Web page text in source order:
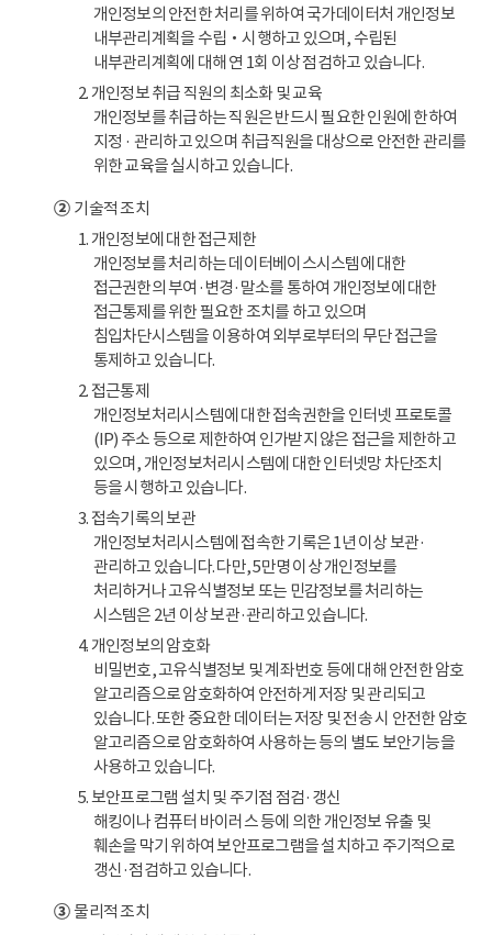
개인정보의 안전한 처리를 위하여 국가데이터처 개인정보
내부관리계획을 수립‧시행하고 있으며, 수립된
내부관리계획에 대해 연 1회 이상 점검하고 있습니다.
2. 개인정보 취급 직원의 최소화 및 교육
개인정보를 취급하는 직원은 반드시 필요한 인원에 한하여
지정 · 관리하고 있으며 취급직원을 대상으로 안전한 관리를
위한 교육을 실시하고 있습니다.
②기술적 조치
1. 개인정보에 대한 접근제한
개인정보를 처리하는 데이터베이스시스템에 대한
접근권한의 부여·변경·말소를 통하여 개인정보에 대한
접근통제를 위한 필요한 조치를 하고 있으며
침입차단시스템을 이용하여 외부로부터의 무단 접근을
통제하고 있습니다.
2. 접근통제
개인정보처리시스템에 대한 접속권한을 인터넷 프로토콜
(IP) 주소 등으로 제한하여 인가받지 않은 접근을 제한하고
있으며, 개인정보처리시스템에 대한 인터넷망 차단조치
등을 시행하고 있습니다.
3. 접속기록의 보관
개인정보처리시스템에 접속한 기록은 1년 이상 보관·
관리하고 있습니다. 다만, 5만명 이상 개인정보를
처리하거나 고유식별정보 또는 민감정보를 처리하는
시스템은 2년 이상 보관·관리하고 있습니다.
4. 개인정보의 암호화
비밀번호, 고유식별정보 및 계좌번호 등에 대해 안전한 암호
알고리즘으로 암호화하여 안전하게 저장 및 관리되고
있습니다. 또한 중요한 데이터는 저장 및 전송 시 안전한 암호
알고리즘으로 암호화하여 사용하는 등의 별도 보안기능을
사용하고 있습니다.
5. 보안프로그램 설치 및 주기점 점검·갱신
해킹이나 컴퓨터 바이러스 등에 의한 개인정보 유출 및
훼손을 막기 위하여 보안프로그램을 설치하고 주기적으로
갱신·점검하고 있습니다.
③물리적 조치